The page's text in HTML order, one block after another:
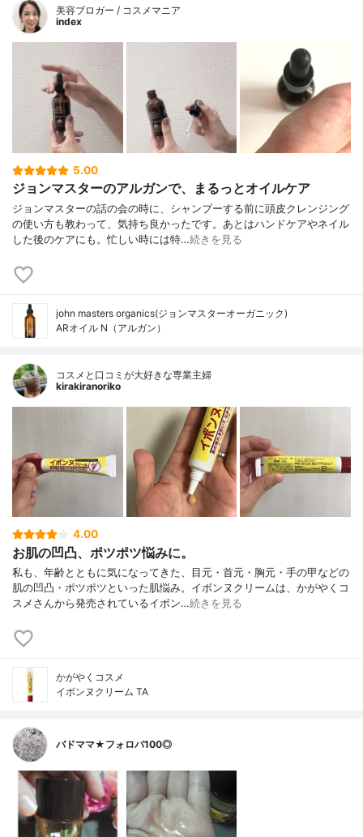
美容ブロガー / コスメマニア
index
5.00
ジョンマスターのアルガンで、まるっとオイルケア
ジョンマスターの話の会の時に、シャンプーする前に頭皮クレンジング
の使い方も教わって、気持ち良かったです。あとはハンドケアやネイル
した後のケアにも。忙しい時には特…続きを見る
john masters organics(ジョンマスターオーガニック)
ARオイル N（アルガン）
コスメと口コミが大好きな専業主婦
kirakiranoriko
4.00
お肌の凹凸、ポツポツ悩みに。
私も、年齢とともに気になってきた、目元・首元・胸元・手の甲などの
肌の凹凸・ポツポツといった肌悩み。イボンヌクリームは、かがやくコ
スメさんから発売されているイボン…続きを見る
かがやくコスメ
イボンヌクリーム TA
バドママ★フォロバ100◎